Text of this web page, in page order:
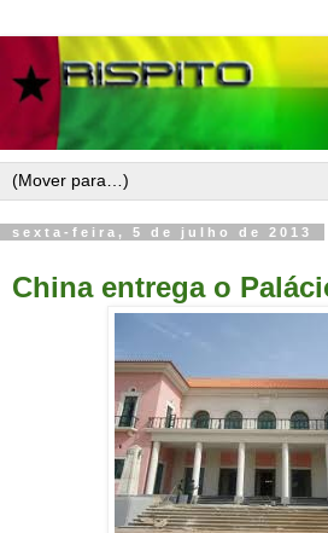
sexta-feira, 5 de julho de 2013
China entrega o